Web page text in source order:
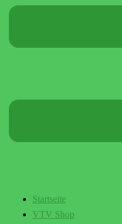
Startseite
VTV Shop